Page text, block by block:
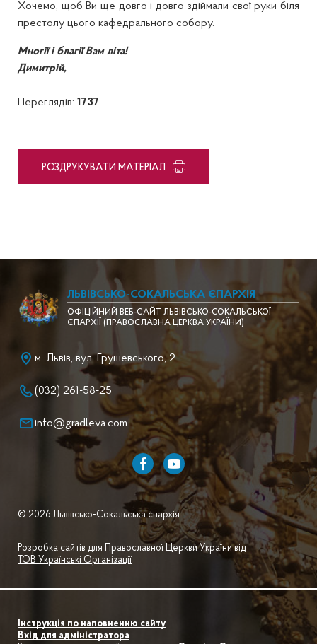
Хочемо, щоб Ви ще довго і довго здіймали свої руки біля
престолу цього кафедрального собору.
Многії і благії Вам літа!
Димитрій,
Переглядів: 1737
PОЗДРУКУВАТИ МАТЕРІАЛ
ЛЬВІВСЬКО-СОКАЛЬСЬКА ЄПАРХІЯ
ОФІЦІЙНИЙ ВЕБ-САЙТ ЛЬВІВСЬКО-СОКАЛЬСЬКОЇ
ЄПАРХІЇ (ПРАВОСЛАВНА ЦЕРКВА УКРАЇНИ)
м. Львів, вул. Грушевського, 2
(032) 261-58-25
info@gradleva.com
© 2026 Львівсько-Сокальська єпархія .
Розробка сайтів для Православної Церкви України від
ТОВ Українські Організації
Інструкція по наповненню сайту
Вхід для адміністратора